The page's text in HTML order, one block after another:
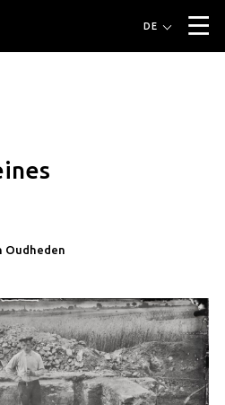
▼
Belgica
Via Belgica
DE
Oudheden